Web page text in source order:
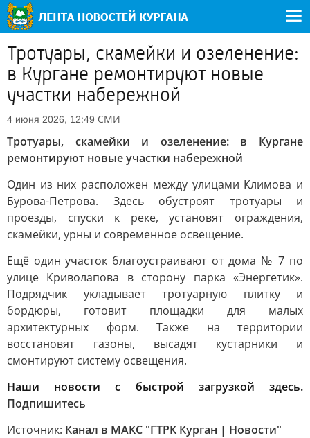
Тротуары, скамейки и озеленение:
в Кургане ремонтируют новые
участки набережной
4 июня 2026, 12:49 СМИ
Тротуары, скамейки и озеленение: в Кургане
ремонтируют новые участки набережной
Один из них расположен между улицами Климова и
Бурова-Петрова. Здесь обустроят тротуары и
проезды, спуски к реке, установят ограждения,
скамейки, урны и современное освещение.
Ещё один участок благоустраивают от дома № 7 по
улице Криволапова в сторону парка «Энергетик».
Подрядчик укладывает тротуарную плитку и
бордюры, готовит площадки для малых
архитектурных форм. Также на территории
восстановят газоны, высадят кустарники и
смонтируют систему освещения.
Наши новости с быстрой загрузкой здесь.
Подпишитесь
Источник: Канал в МАКС "ГТРК Курган | Новости"